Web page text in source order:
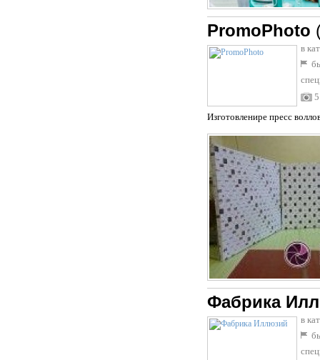
PromoPhoto
в
5
Изготовленире пресс
Фабрика
в